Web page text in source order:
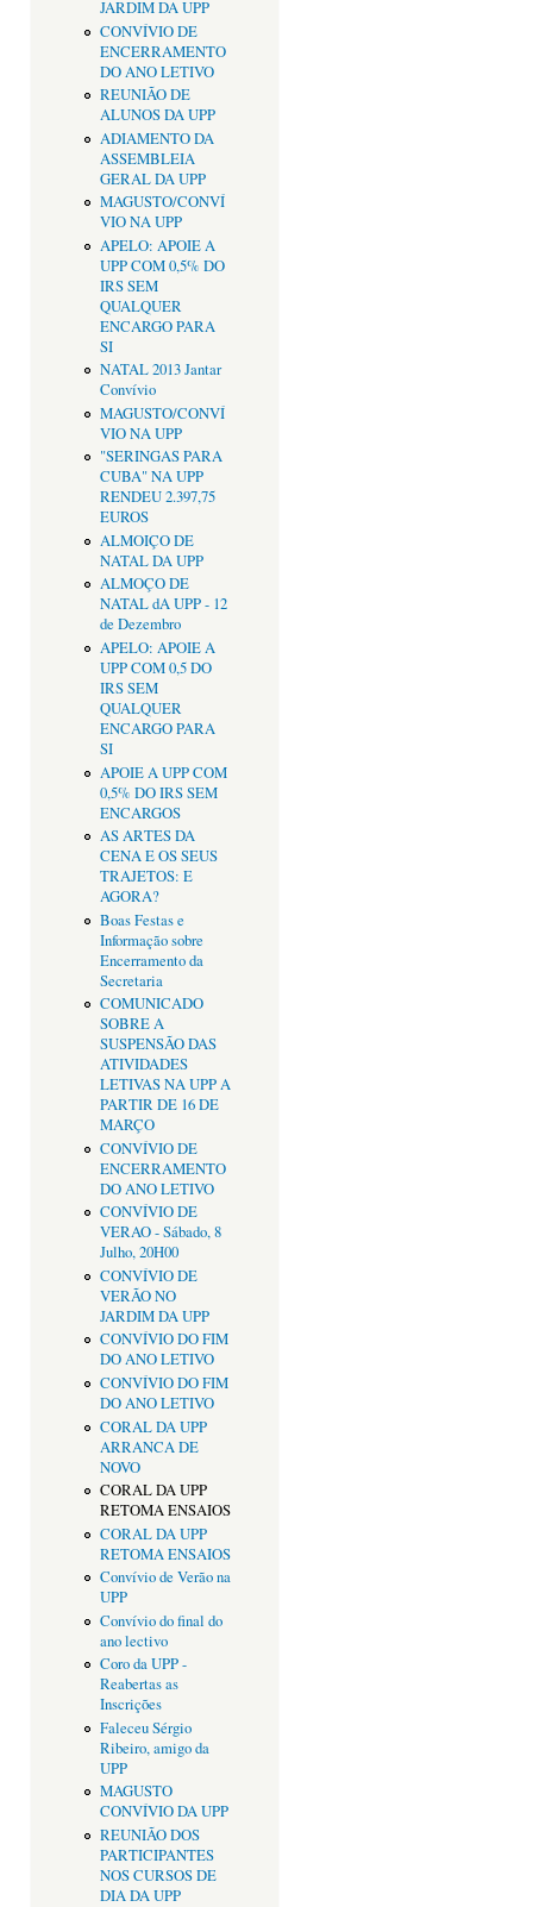
JARDIM DA UPP
CONVÍVIO DE
ENCERRAMENTO
DO ANO LETIVO
REUNIÃO DE
ALUNOS DA UPP
ADIAMENTO DA
ASSEMBLEIA
GERAL DA UPP
MAGUSTO/CONVÍ
VIO NA UPP
APELO: APOIE A
UPP COM 0,5% DO
IRS SEM
QUALQUER
ENCARGO PARA
SI
NATAL 2013 Jantar
Convívio
MAGUSTO/CONVÍ
VIO NA UPP
"SERINGAS PARA
CUBA" NA UPP
RENDEU 2.397,75
EUROS
ALMOIÇO DE
NATAL DA UPP
ALMOÇO DE
NATAL dA UPP - 12
de Dezembro
APELO: APOIE A
UPP COM 0,5 DO
IRS SEM
QUALQUER
ENCARGO PARA
SI
APOIE A UPP COM
0,5% DO IRS SEM
ENCARGOS
AS ARTES DA
CENA E OS SEUS
TRAJETOS: E
AGORA?
Boas Festas e
Informação sobre
Encerramento da
Secretaria
COMUNICADO
SOBRE A
SUSPENSÃO DAS
ATIVIDADES
LETIVAS NA UPP A
PARTIR DE 16 DE
MARÇO
CONVÍVIO DE
ENCERRAMENTO
DO ANO LETIVO
CONVÍVIO DE
VERAO - Sábado, 8
Julho, 20H00
CONVÍVIO DE
VERÃO NO
JARDIM DA UPP
CONVÍVIO DO FIM
DO ANO LETIVO
CONVÍVIO DO FIM
DO ANO LETIVO
CORAL DA UPP
ARRANCA DE
NOVO
CORAL DA UPP
RETOMA ENSAIOS
CORAL DA UPP
RETOMA ENSAIOS
Convívio de Verão na
UPP
Convívio do final do
ano lectivo
Coro da UPP -
Reabertas as
Inscrições
Faleceu Sérgio
Ribeiro, amigo da
UPP
MAGUSTO
CONVÍVIO DA UPP
REUNIÃO DOS
PARTICIPANTES
NOS CURSOS DE
DIA DA UPP